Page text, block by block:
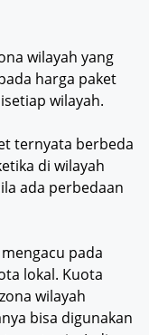
wilayah yang
harga paket
wilayah.
ternyata berbeda
di wilayah
ada perbedaan
pada
lokal. Kuota
wilayah
bisa digunakan